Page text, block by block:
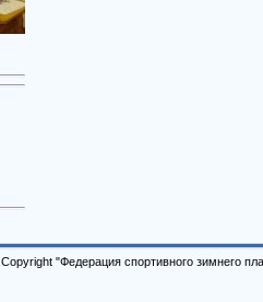
Copyright "Федерация спортивного зимнего